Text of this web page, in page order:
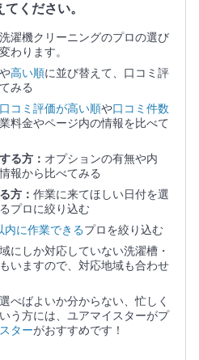
ください。
濯機クリーニングのプロの選び
わります。
や高い順に並び替えて、口コミ評
みる
口コミ評価が高い順や口コミ件数
料金やページ内の情報を比べて
る方： オプションの有無や内
報から比べてみる
方： 作業に来てほしい日付を選
プロに絞り込む
内に作業できるプロを絞り込む
にしか対応していない洗濯槽・
いますので、対応地域も合わせ
べばよいか分からない、忙しく
う方には、ユアマイスターがプ
ターがおすすめです！